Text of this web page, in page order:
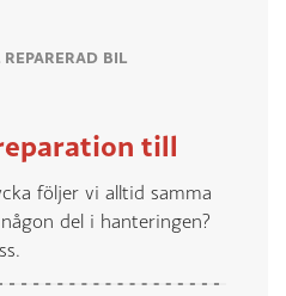
BIL
till
följer vi alltid samma
del i hanteringen?